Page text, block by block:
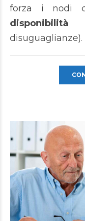
forza i nodi
disponibilità
disuguaglianze).